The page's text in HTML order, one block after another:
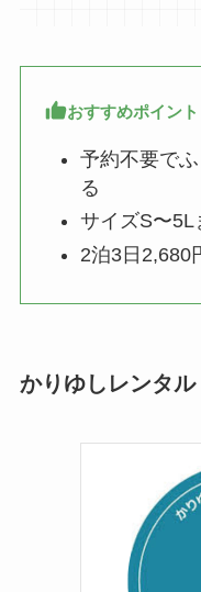
おすすめポイント
予約不要で
る
サイズS〜5L
2泊3日2,680
かりゆしレンタ